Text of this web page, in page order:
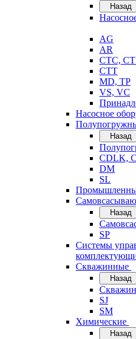
Назад
AG
AR
CTC,
CTT
MD, TP
VS, VC
Насосное
Назад
CDLK,
DM
SL
Назад
SP
Системы
Скважинные
Назад
SJ
SM
Химические
Назад